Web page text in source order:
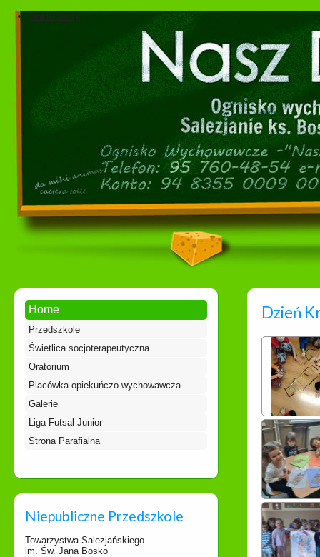
Dokumenty
Home
Przedszkole
Świetlica socjoterapeutyczna
Oratorium
Placówka opiekuńczo-wychowawcza
Galerie
Liga Futsal Junior
Strona Parafialna
Niepubliczne Przedszkole
Towarzystwa Salezjańskiego
im. Św. Jana Bosko
Dzień